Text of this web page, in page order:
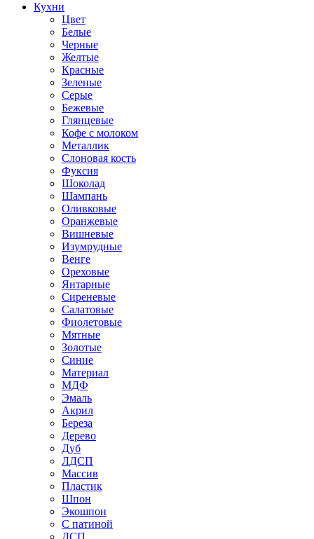
Кухни
Цвет
Белые
Черные
Желтые
Красные
Зеленые
Серые
Бежевые
Глянцевые
Кофе с молоком
Металлик
Слоновая кость
Фуксия
Шоколад
Шампань
Оливковые
Оранжевые
Вишневые
Изумрудные
Венге
Ореховые
Янтарные
Сиреневые
Салатовые
Фиолетовые
Мятные
Золотые
Синие
Материал
МДФ
Эмаль
Акрил
Береза
Дерево
Дуб
ЛДСП
Массив
Пластик
Шпон
Экошпон
С патиной
ДСП